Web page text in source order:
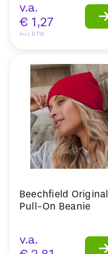
v.a.
€ 1,27
Incl. BTW
Beechfield Original
Pull-On Beanie
v.a.